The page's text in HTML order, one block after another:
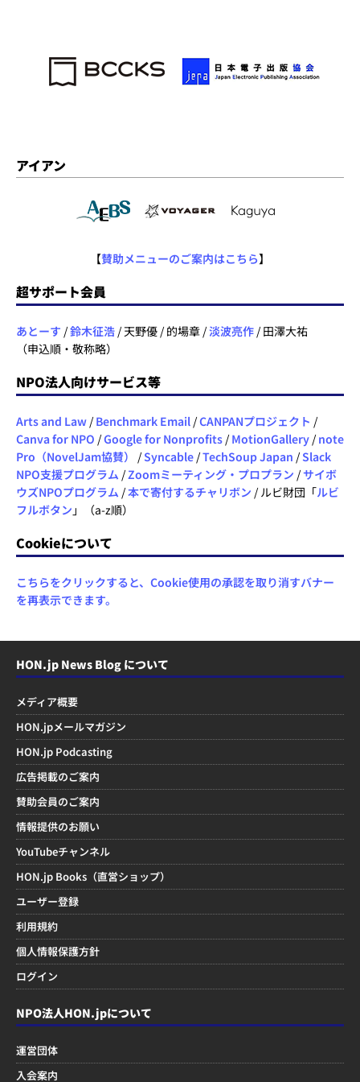
アイアン
【賛助メニューのご案内はこちら】
超サポート会員
あとーす /鈴木征浩 / 天野優 / 的場章 /淡波亮作 / 田澤大祐
（申込順・敬称略）
NPO法人向けサービス等
Arts and Law / Benchmark Email /CANPANプロジェクト /
Canva for NPO /Google for Nonprofits / MotionGallery / note
Pro（NovelJam協賛）
/Syncable /TechSoup Japan /Slack
NPO支援プログラム /Zoomミーティング・プロプラン /サイボ
ウズNPOプログラム /本で寄付するチャリボン / ルビ財団「ルビ
フルボタン 」（a-z順）
Cookieについて
こちらをクリックすると、Cookie使用の承認を取り消すバナー
を再表示できます。
HON.jp News Blog について
メディア概要
HON.jpメールマガジン
HON.jp Podcasting
広告掲載のご案内
賛助会員のご案内
情報提供のお願い
YouTubeチャンネル
HON.jp Books（直営ショップ）
ユーザー登録
利用規約
個人情報保護方針
ログイン
NPO法人HON.jpについて
運営団体
入会案内